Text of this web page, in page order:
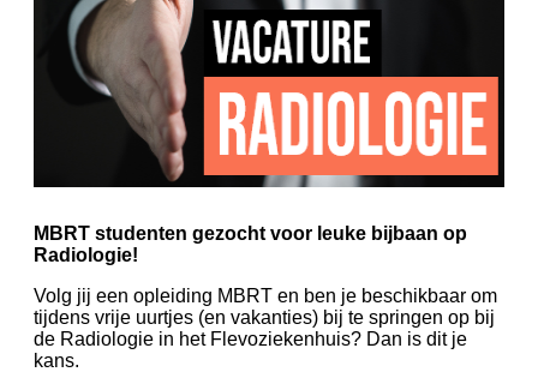
MBRT studenten gezocht voor leuke bijbaan op
Radiologie!
Volg jij een opleiding MBRT en ben je beschikbaar om
tijdens vrije uurtjes (en vakanties) bij te springen op bij
de Radiologie in het Flevoziekenhuis? Dan is dit je
kans.